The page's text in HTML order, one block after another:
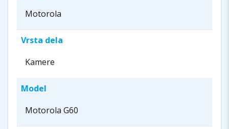
Motorola
Vrsta dela
Kamere
Model
Motorola G60